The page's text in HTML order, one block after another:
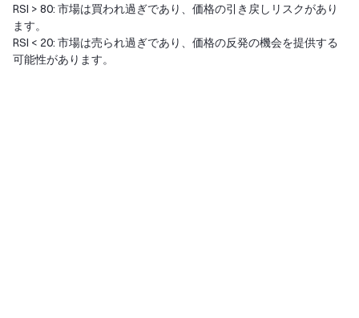
RSI > 80: 市場は買われ過ぎであり、価格の引き戻しリスクがあり
ます。
RSI < 20: 市場は売られ過ぎであり、価格の反発の機会を提供する
可能性があります。